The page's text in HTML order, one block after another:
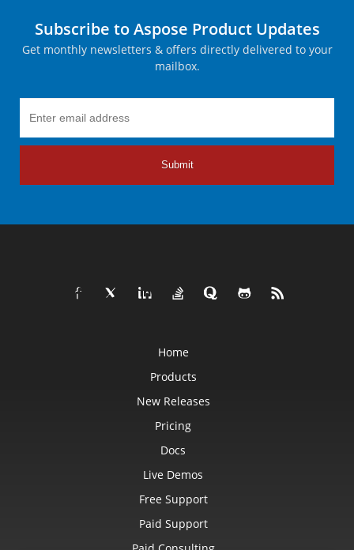
Subscribe to Aspose Product Updates
Get monthly newsletters & offers directly delivered to your
mailbox.
Submit
Home
Products
New Releases
Pricing
Docs
Live Demos
Free Support
Paid Support